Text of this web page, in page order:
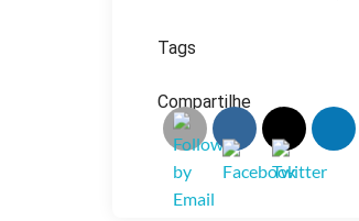
Tags
Compartilhe